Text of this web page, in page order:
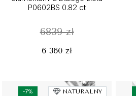
P0602BS 0.82 ct
6839 zł
6 360 zł
-7% NATURALNY